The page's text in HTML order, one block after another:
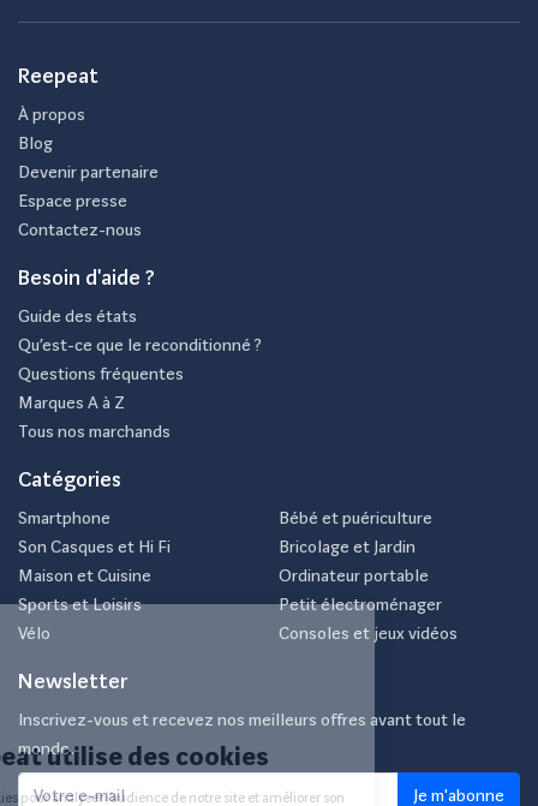
Reepeat
À propos
Blog
Devenir partenaire
Espace presse
Contactez-nous
Besoin d'aide ?
Guide des états
Qu’est-ce que le reconditionné ?
Questions fréquentes
Marques A à Z
Tous nos marchands
Catégories
Smartphone
Son Casques et Hi Fi
Maison et Cuisine
Sports et Loisirs
Vélo
Bébé et puériculture
Bricolage et Jardin
Ordinateur portable
Petit électroménager
Consoles et jeux vidéos
Newsletter
Inscrivez-vous et recevez nos meilleurs offres avant tout le
monde.
Je m'abonne